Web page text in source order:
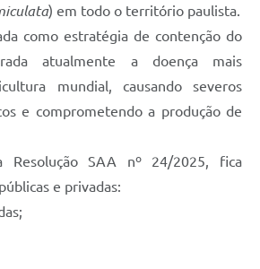
) em todo o território paulista.
como estratégia de contenção do
atualmente a doença mais
mundial, causando severos
e comprometendo a produção de
Resolução SAA nº 24/2025, fica
e privadas: